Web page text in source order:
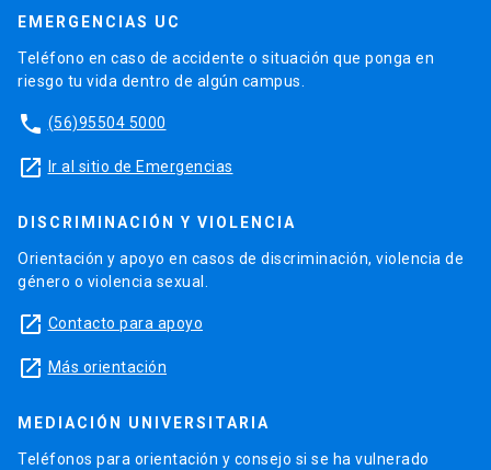
EMERGENCIAS UC
Teléfono en caso de accidente o situación que ponga en
riesgo tu vida dentro de algún campus.
phone (56)95504 5000
launch Ir al sitio de Emergencias
DISCRIMINACIÓN Y VIOLENCIA
Orientación y apoyo en casos de discriminación, violencia de
género o violencia sexual.
launch Contacto para apoyo
launch Más orientación
MEDIACIÓN UNIVERSITARIA
Teléfonos para orientación y consejo si se ha vulnerado